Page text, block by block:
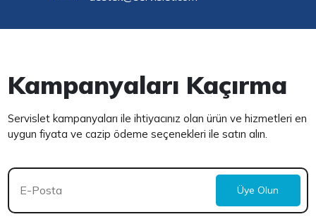
Kampanyaları Kaçırma
Servislet kampanyaları ile ihtiyacınız olan ürün ve hizmetleri en
uygun fiyata ve cazip ödeme seçenekleri ile satın alın.
Üye Olun